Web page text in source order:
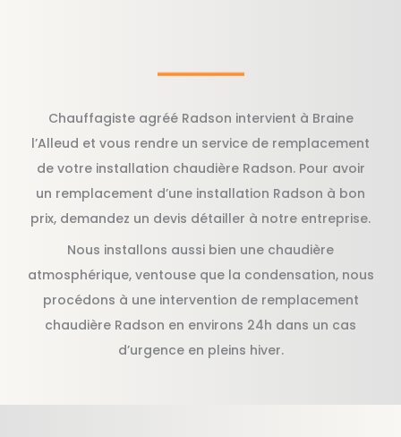
Chauffagiste agréé Radson intervient à Braine
l’Alleud et vous rendre un service de remplacement
de votre installation chaudière Radson. Pour avoir
un remplacement d’une installation Radson à bon
prix, demandez un devis détailler à notre entreprise.
Nous installons aussi bien une chaudière
atmosphérique, ventouse que la condensation, nous
procédons à une intervention de remplacement
chaudière Radson en environs 24h dans un cas
d’urgence en pleins hiver.